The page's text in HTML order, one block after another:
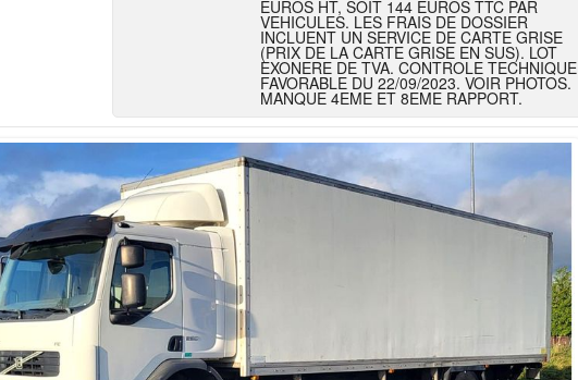
EUROS HT, SOIT 144 EUROS TTC PAR
VEHICULES. LES FRAIS DE DOSSIER
INCLUENT UN SERVICE DE CARTE GRISE
(PRIX DE LA CARTE GRISE EN SUS). LOT
EXONERE DE TVA. CONTROLE TECHNIQUE
FAVORABLE DU 22/09/2023. VOIR PHOTOS.
MANQUE 4EME ET 8EME RAPPORT.